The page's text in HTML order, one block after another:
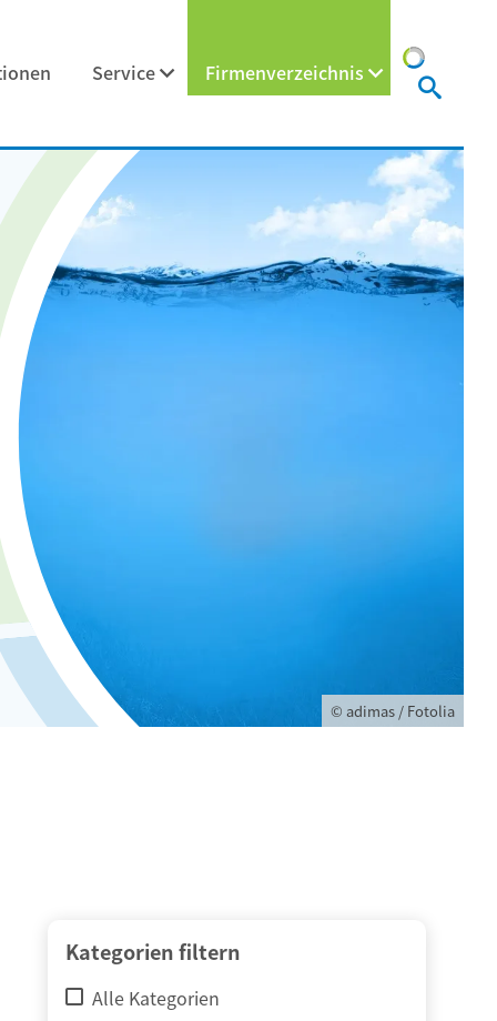
Service Firmenverzeichnis
© adimas / Fotolia
Kategorien filtern
Alle Kategorien